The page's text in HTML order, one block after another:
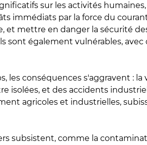
sur les activités
immédiats par la force du
et mettre en danger la sécurité
sont également vulnérables, avec
les conséquences s'aggravent :
isolées, et des accidents
agricoles et industrielles,
subsistent, comme la